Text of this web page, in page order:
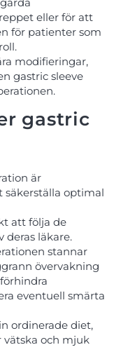
eller för att
för patienter som
modifieringar,
gastric sleeve
gastric
är
optimal
att följa de
deras läkare.
stannar
övervakning
eventuell smärta
ordinerade diet,
och mjuk